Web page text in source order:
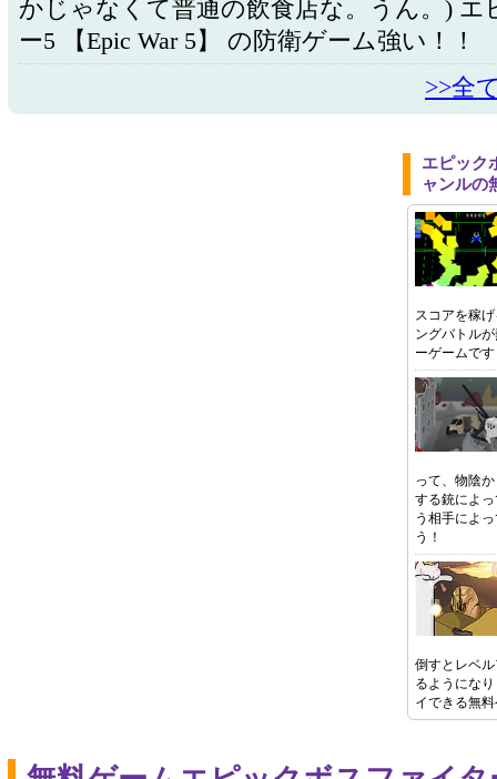
かじゃなくて普通の飲食店な。うん。) エ
ー5 【Epic War 5】 の防衛ゲーム強い！！
>>全
エピック
ャンルの
スコアを稼
ングバトル
ーゲームです
って、物陰
する銃によ
う相手によ
う！
倒すとレベ
るようにな
イできる無